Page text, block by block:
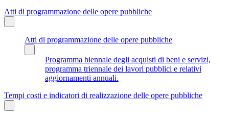
Atti di programmazione delle opere pubbliche
Atti di programmazione delle opere pubbliche
Programma biennale degli acquisti di beni e servizi,
programma triennale dei lavori pubblici e relativi
aggiornamenti annuali.
Tempi costi e indicatori di realizzazione delle opere pubbliche